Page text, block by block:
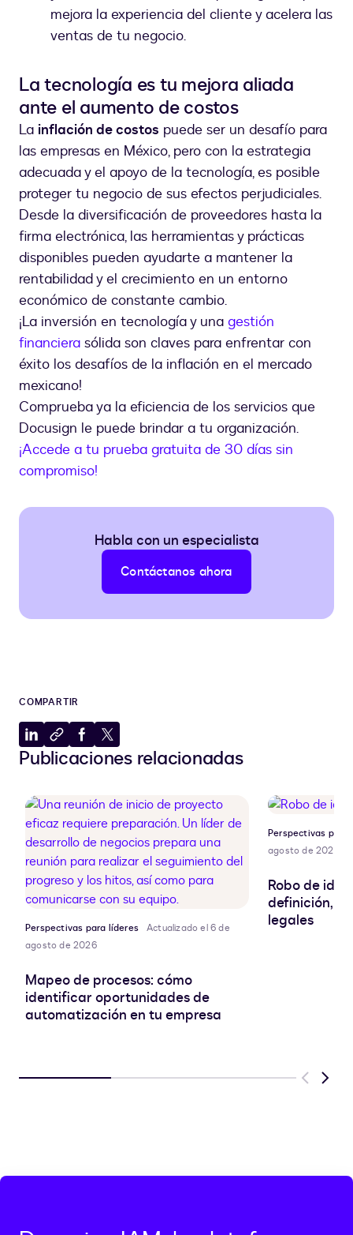
mejora la experiencia del cliente y acelera las
ventas de tu negocio.
La tecnología es tu mejora aliada
ante el aumento de costos
La inflación de costos puede ser un desafío para
las empresas en México, pero con la estrategia
adecuada y el apoyo de la tecnología, es posible
proteger tu negocio de sus efectos perjudiciales.
Desde la diversificación de proveedores hasta la
firma electrónica, las herramientas y prácticas
disponibles pueden ayudarte a mantener la
rentabilidad y el crecimiento en un entorno
económico de constante cambio.
¡La inversión en tecnología y una gestión
financiera sólida son claves para enfrentar con
éxito los desafíos de la inflación en el mercado
mexicano!
Comprueba ya la eficiencia de los servicios que
Docusign le puede brindar a tu organización.
¡Accede a tu prueba gratuita de 30 días sin
compromiso!
Habla con un especialista
Contáctanos ahora
COMPARTIR
Compartir
en
Copiar
al
Compartir
en
Compartir
en
Publicaciones relacionadas
Perspectivas para líderes
Actualizado el 6 de
agosto de 2026
Mapeo de procesos: cómo
identificar oportunidades de
automatización en tu empresa
Perspectivas para
agosto de 2026
Robo de
definición,
legales
Previous
Next